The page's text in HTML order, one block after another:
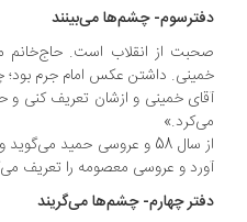
چشم‌ها می‌بینند
از انقلاب است. حاج‌خانم
داشتن عکس امام جرم بود؛ چه برسد
خمینی و ازشان تعریف کنی و حاج‌آقا
از سال 58 و عروسی حمید می‌گوید و
و عروسی معصومه را تعریف می‌کند
چهارم- چشم‌ها می‌گریند